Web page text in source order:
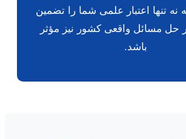
نه تنها اعتبار علمی شما را تضمین
حل مسائل واقعی کشور نیز مؤثر
باشد.